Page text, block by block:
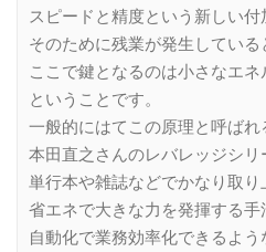
スピードと精度という新しい付
そのために残業が発生している
ここで鍵となるのは小さなエ
ということです。
一般的にはてこの原理と呼ばれ
本田直之さんのレバレッジシリ
単行本や雑誌などでかなり取り
省エネで大きな力を発揮する手
自動化で業務効率化できるよう